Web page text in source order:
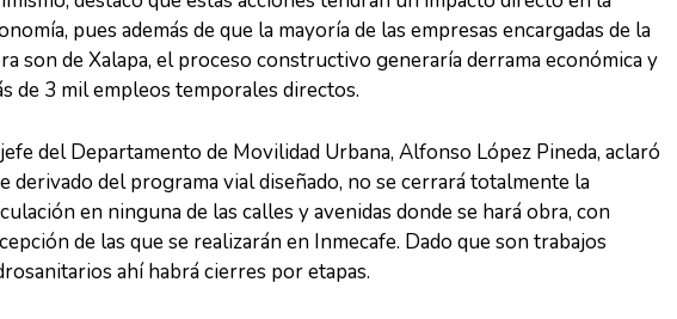
pues además de que la mayoría de las empresas encargadas de la
son de Xalapa, el proceso constructivo generaría derrama económica y
de 3 mil empleos temporales directos.
del Departamento de Movilidad Urbana, Alfonso López Pineda, aclaró
derivado del programa vial diseñado, no se cerrará totalmente la
en ninguna de las calles y avenidas donde se hará obra, con
de las que se realizarán en Inmecafe. Dado que son trabajos
ahí habrá cierres por etapas.